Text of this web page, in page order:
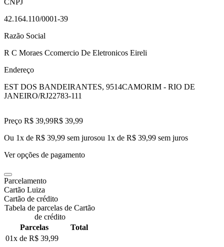
42.164.110/0001-39
Razão Social
R C Moraes Ccomercio De Eletronicos Eireli
Endereço
EST DOS BANDEIRANTES, 9514CAMORIM - RIO DE
JANEIRO/RJ22783-111
Preço R$ 39,99R$ 39,99
Ou 1x de R$ 39,99 sem jurosou 1x de R$ 39,99 sem juros
Ver opções de pagamento
Parcelamento
Cartão Luiza
Cartão de crédito
Tabela de parcelas de Cartão
de crédito
Parcelas
Total
01x de R$ 39,99